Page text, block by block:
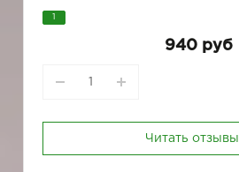
940 руб
Читать отзывы